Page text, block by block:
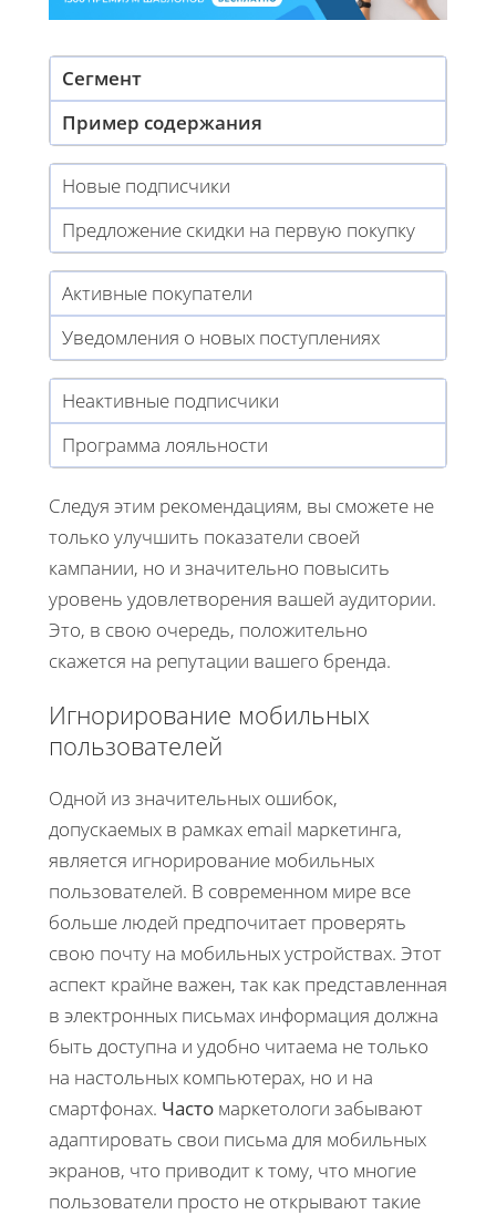
Сегмент
Пример содержания
Новые подписчики
Предложение скидки на первую покупку
Активные покупатели
Уведомления о новых поступлениях
Неактивные подписчики
Программа лояльности
Следуя этим рекомендациям, вы сможете не
только улучшить показатели своей
кампании, но и значительно повысить
уровень удовлетворения вашей аудитории.
Это, в свою очередь, положительно
скажется на репутации вашего бренда.
Игнорирование мобильных
пользователей
Одной из значительных ошибок,
допускаемых в рамках email маркетинга,
является игнорирование мобильных
пользователей. В современном мире все
больше людей предпочитает проверять
свою почту на мобильных устройствах. Этот
аспект крайне важен, так как представленная
в электронных письмах информация должна
быть доступна и удобно читаема не только
на настольных компьютерах, но и на
смартфонах. Часто маркетологи забывают
адаптировать свои письма для мобильных
экранов, что приводит к тому, что многие
пользователи просто не открывают такие